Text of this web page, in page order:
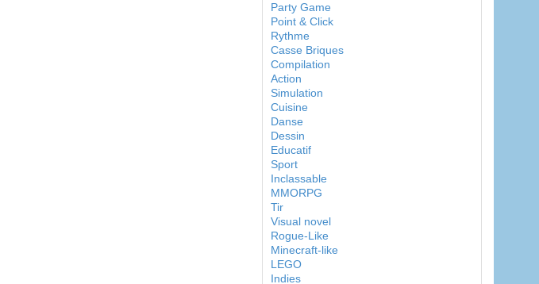
Party Game
Point & Click
Rythme
Casse Briques
Compilation
Action
Simulation
Cuisine
Danse
Dessin
Educatif
Sport
Inclassable
MMORPG
Tir
Visual novel
Rogue-Like
Minecraft-like
LEGO
Indies